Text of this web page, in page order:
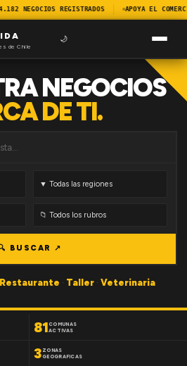
NEGOCIOS REGISTRADOS APOYA EL
de Chile
🌙
NEGOCIOS
DE TI.
BUSCAR ↗
Restaurante · Taller · Veterinaria
81 COMUNAS
ACTIVAS
3 ZONAS
GEOGRAFICAS